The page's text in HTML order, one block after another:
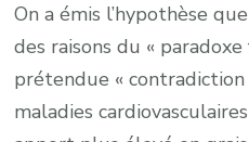
On a émis l’hypothèse
des raisons du « paradoxe
prétendue « contradiction
maladies